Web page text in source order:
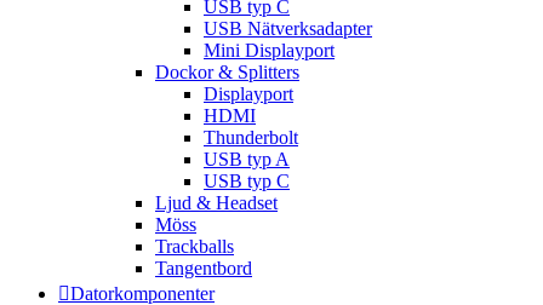
USB typ C
USB Nätverksadapter
Mini Displayport
Dockor & Splitters
Displayport
HDMI
Thunderbolt
USB typ A
USB typ C
Ljud & Headset
Möss
Trackballs
Tangentbord
Datorkomponenter